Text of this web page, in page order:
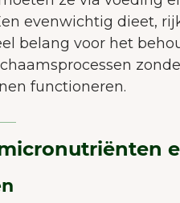
evenwichtig dieet,
belang voor het
functioneren.